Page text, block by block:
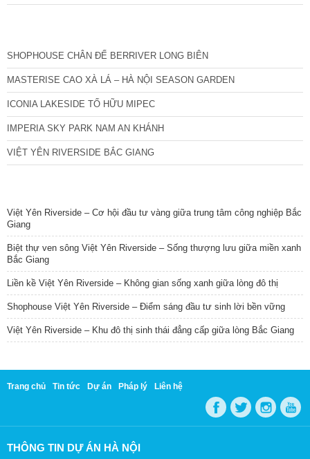
SHOPHOUSE CHÂN ĐẾ BERRIVER LONG BIÊN
MASTERISE CAO XÀ LÁ – HÀ NỘI SEASON GARDEN
ICONIA LAKESIDE TỐ HỮU MIPEC
IMPERIA SKY PARK NAM AN KHÁNH
VIỆT YÊN RIVERSIDE BẮC GIANG
Việt Yên Riverside – Cơ hội đầu tư vàng giữa trung tâm công nghiệp Bắc
Giang
Biệt thự ven sông Việt Yên Riverside – Sống thượng lưu giữa miền xanh
Bắc Giang
Liền kề Việt Yên Riverside – Không gian sống xanh giữa lòng đô thị
Shophouse Việt Yên Riverside – Điểm sáng đầu tư sinh lời bền vững
Việt Yên Riverside – Khu đô thị sinh thái đẳng cấp giữa lòng Bắc Giang
Trang chủ Tin tức Dự án Pháp lý Liên hệ
THÔNG TIN DỰ ÁN HÀ NỘI